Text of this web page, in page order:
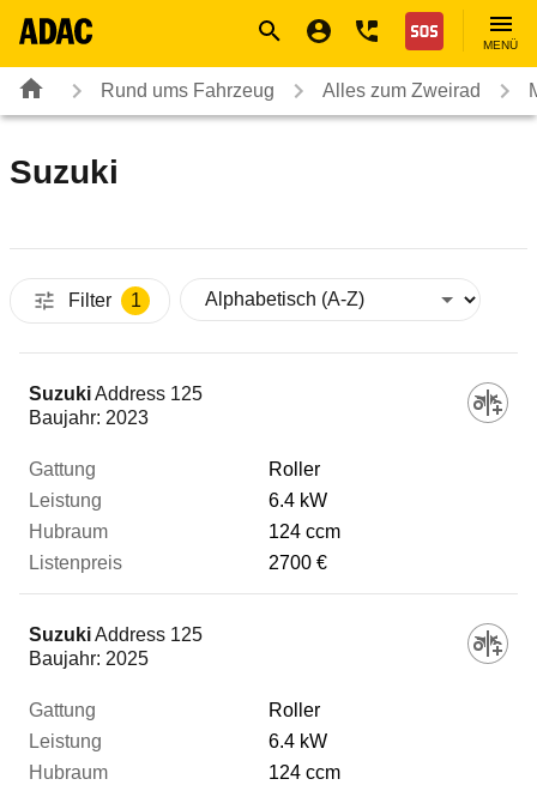
Nothilfe
MENÜ
Rund ums Fahrzeug Alles zum Zweirad
Suzuki
Filter 1
Fahrzeug
Gattung
Leistung
Zum Vergleich hinzufügen
SuzukiAddress 125
Baujahr: 2023
Roller
6.4 kW
124 ccm
2700 €
SuzukiAddress 125
Baujahr: 2025
Roller
6.4 kW
124 ccm